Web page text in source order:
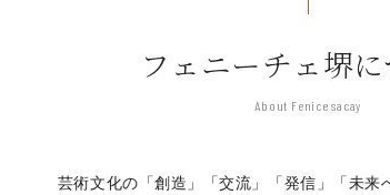
フェニーチェ堺
About Fenice sacay
芸術文化の「創造」「交流」「発信」
「未来